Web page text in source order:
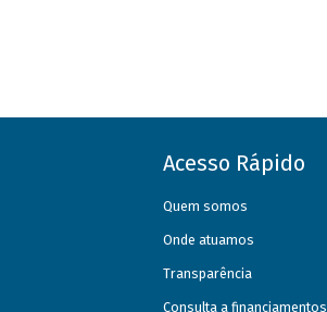
Acesso Rápido
Quem somos
Onde atuamos
Transparência
Consulta a financiamentos